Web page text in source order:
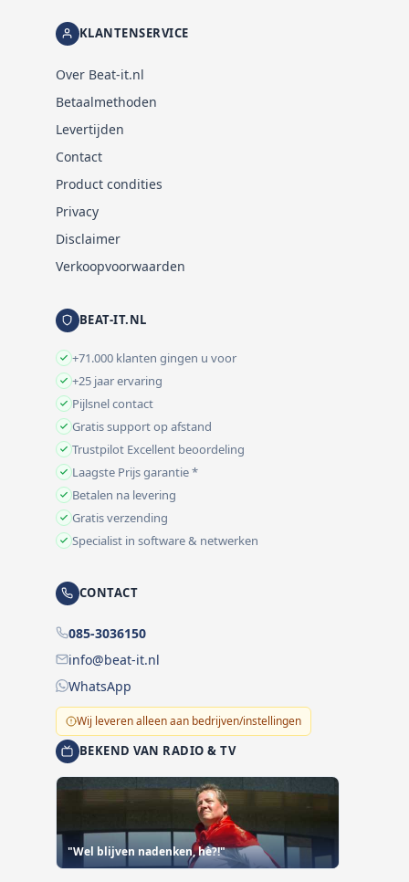
KLANTENSERVICE
Over Beat-it.nl
Betaalmethoden
Levertijden
Contact
Product condities
Privacy
Disclaimer
Verkoopvoorwaarden
BEAT-IT.NL
+71.000 klanten gingen u voor
+25 jaar ervaring
Pijlsnel contact
Gratis support op afstand
Trustpilot Excellent beoordeling
Laagste Prijs garantie *
Betalen na levering
Gratis verzending
Specialist in software & netwerken
CONTACT
085-3036150
info@beat-it.nl
WhatsApp
Wij leveren alleen aan bedrijven/instellingen
BEKEND VAN RADIO & TV
"Wel blijven nadenken, hè?!"